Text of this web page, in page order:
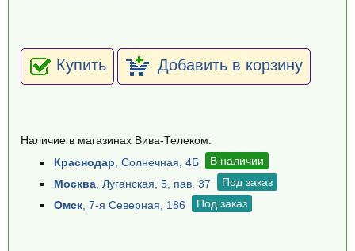
Купить Добавить в корзину
Наличие в магазинах Вива-Телеком:
Краснодар , Солнечная, 4Б
В наличии
Москва , Луганская, 5, пав. 37
Под заказ
Омск , 7-я Северная, 186 Под заказ